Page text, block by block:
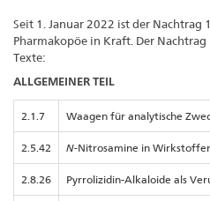
Seit 1. Januar 2022 ist der Nachtrag
Pharmakopöe in Kraft. Der
Texte:
ALLGEMEINER TEIL
2.1.7 Waagen für analytische
2.5.42 N-Nitrosamine in
2.8.26 Pyrrolizidin-Alkaloide als